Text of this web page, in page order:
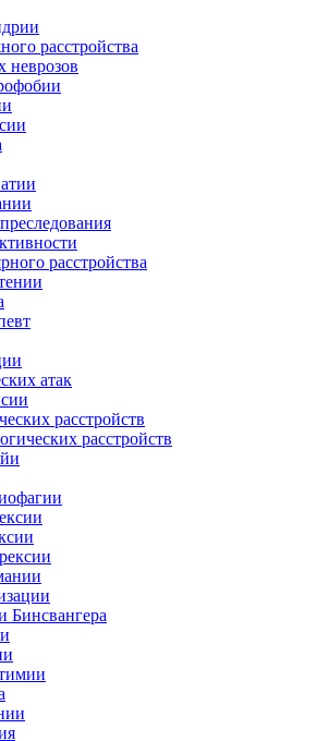
расстройства
неврозов
расстройства
атак
расстройств
расстройств
Бинсвангера